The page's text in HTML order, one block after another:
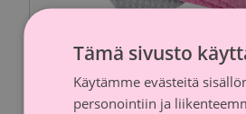
Tämä sivusto
Käytämme evästeitä
personointiin ja